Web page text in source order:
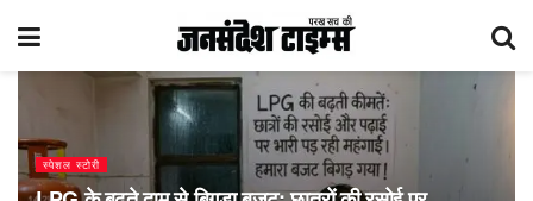
स्पेशल स्टोरी